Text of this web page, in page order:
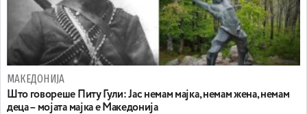
МАКЕДОНИЈА
Што говореше Питу Гули: Јас немам мајка, немам жена, немам
деца – мојата мајка е Македонија